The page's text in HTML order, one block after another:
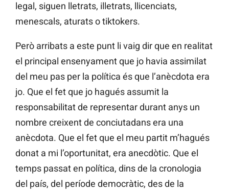
legal, siguen lletrats, illetrats, llicenciats,
menescals, aturats o tiktokers.
Però arribats a este punt li vaig dir que en realitat
el principal ensenyament que jo havia assimilat
del meu pas per la política és que l’anècdota era
jo. Que el fet que jo hagués assumit la
responsabilitat de representar durant anys un
nombre creixent de conciutadans era una
anècdota. Que el fet que el meu partit m’hagués
donat a mi l’oportunitat, era anecdòtic. Que el
temps passat en política, dins de la cronologia
del país, del període democràtic, des de la